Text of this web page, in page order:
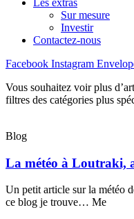
Sur mesure
Investir
Contactez-nous
Facebook Instagram
Vous souhaitez voir plus
filtres des catégories plus
Blog
La météo à Loutraki,
Un petit article sur la météo
ce blog je trouve… Me